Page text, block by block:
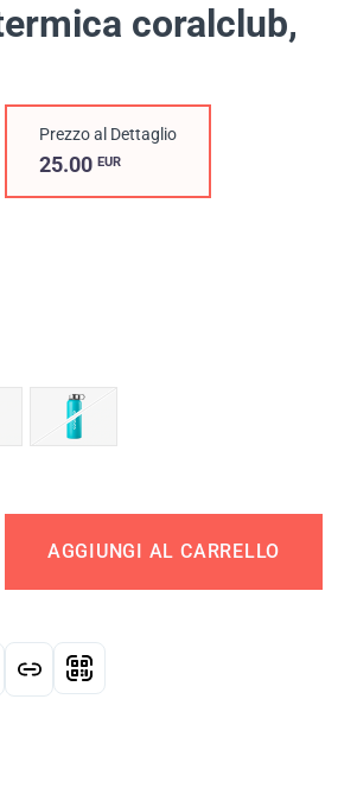
coralclub,
Prezzo al Dettaglio
25.00EUR
AGGIUNGI AL CARRELLO